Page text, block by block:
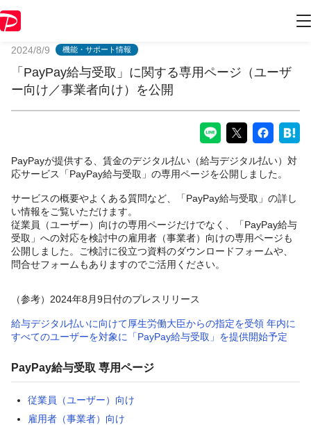
2024/8/9 機能・サポート情報
「PayPay給与受取」に関する専用ページ（ユーザ
ー向け／事業者向け）を公開
PayPayが提供する、賃金のデジタル払い（給与デジタル払い）対
応サービス「PayPay給与受取」の専用ページを公開しました。
サービスの概要やよくある質問など、「PayPay給与受取」の詳し
い情報をご覧いただけます。
従業員（ユーザー）向けの専用ページだけでなく、「PayPay給与
受取」への対応を検討中の雇用者（事業者）向けの専用ページも
公開しました。ご検討に役立つ資料のダウンロードフォームや、
問合せフォームもありますのでご活用ください。
（参考）2024年8月9日付のプレスリリース
給与デジタル払いに向けて厚生労働大臣からの指定を受領 年内に
すべてのユーザーを対象に「PayPay給与受取」を提供開始予定
PayPay給与受取 専用ページ
従業員（ユーザー）向け
雇用者（事業者）向け